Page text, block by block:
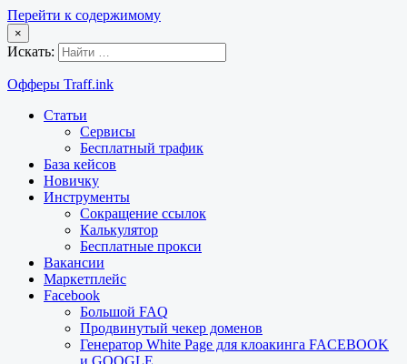
Перейти к содержимому
×
Искать:
Офферы Traff.ink
Статьи
Сервисы
Бесплатный трафик
База кейсов
Новичку
Инструменты
Сокращение ссылок
Калькулятор
Бесплатные прокси
Вакансии
Маркетплейс
Facebook
Большой FAQ
Продвинутый чекер доменов
Генератор White Page для клоакинга FACEBOOK
и GOOGLE